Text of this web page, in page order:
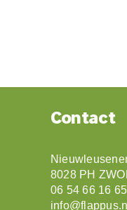
Contact
8028 PH
06 54 66 16 65
info@flappus.nl